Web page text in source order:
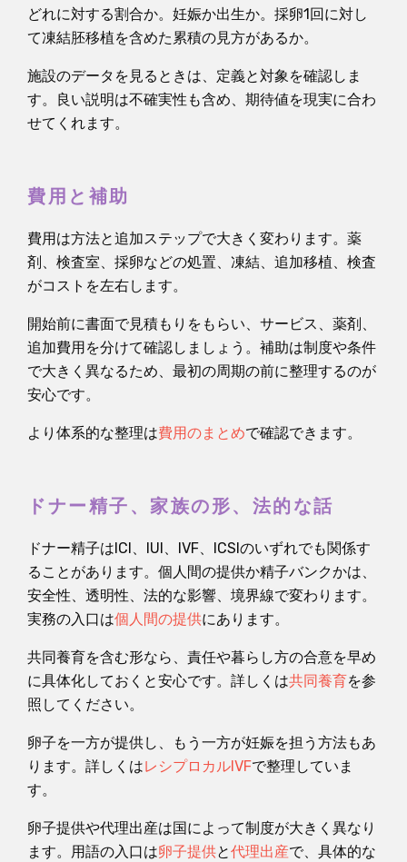
どれに対する割合か。妊娠か出生か。採卵1回に対し
て凍結胚移植を含めた累積の見方があるか。
施設のデータを見るときは、定義と対象を確認しま
す。良い説明は不確実性も含め、期待値を現実に合わ
せてくれます。
費用と補助
費用は方法と追加ステップで大きく変わります。薬
剤、検査室、採卵などの処置、凍結、追加移植、検査
がコストを左右します。
開始前に書面で見積もりをもらい、サービス、薬剤、
追加費用を分けて確認しましょう。補助は制度や条件
で大きく異なるため、最初の周期の前に整理するのが
安心です。
より体系的な整理は費用のまとめで確認できます。
ドナー精子、家族の形、法的な話
ドナー精子はICI、IUI、IVF、ICSIのいずれでも関係す
ることがあります。個人間の提供か精子バンクかは、
安全性、透明性、法的な影響、境界線で変わります。
実務の入口は個人間の提供にあります。
共同養育を含む形なら、責任や暮らし方の合意を早め
に具体化しておくと安心です。詳しくは共同養育を参
照してください。
卵子を一方が提供し、もう一方が妊娠を担う方法もあ
ります。詳しくはレシプロカルIVFで整理していま
す。
卵子提供や代理出産は国によって制度が大きく異なり
ます。用語の入口は卵子提供と代理出産で、具体的な